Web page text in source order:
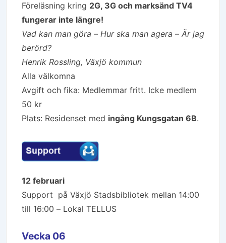
Föreläsning kring 2G, 3G och marksänd TV4
fungerar inte längre!
Vad kan man göra – Hur ska man agera – Är jag
berörd?
Henrik Rossling, Växjö kommun
Alla välkomna
Avgift och fika: Medlemmar fritt. Icke medlem
50 kr
Plats: Residenset med ingång Kungsgatan 6B.
12 februari
Support på Växjö Stadsbibliotek mellan 14:00
till 16:00 – Lokal TELLUS
Vecka 06